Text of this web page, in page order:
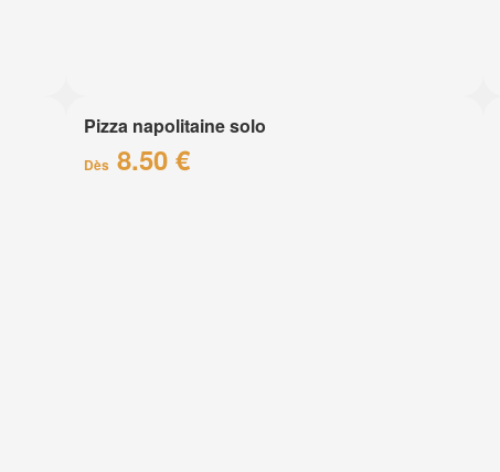
Pizza napolitaine solo
Dès 8.50 €